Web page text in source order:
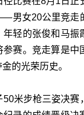
男女20公里竞走
年轻的张俊和马振
参赛。竞走算是中
的光荣历史。
米步枪三姿决赛